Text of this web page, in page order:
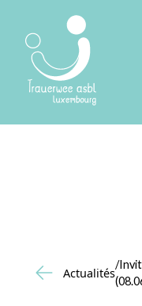
Actualités
/